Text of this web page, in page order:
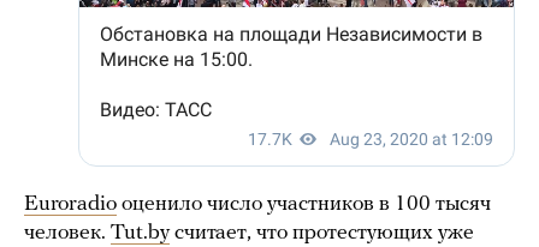
Euroradio оценило число участников в 100 тысяч
человек. Tut.byсчитает, что протестующих уже